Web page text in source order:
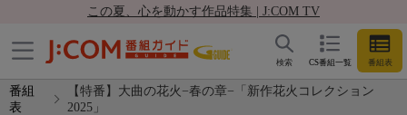
この夏、心を動かす作品特集 | J:COM TV
CS番組一覧 番組表
検索
番組
表
【特番】大曲の花火−春の章−「新作花火コレクション
2025」